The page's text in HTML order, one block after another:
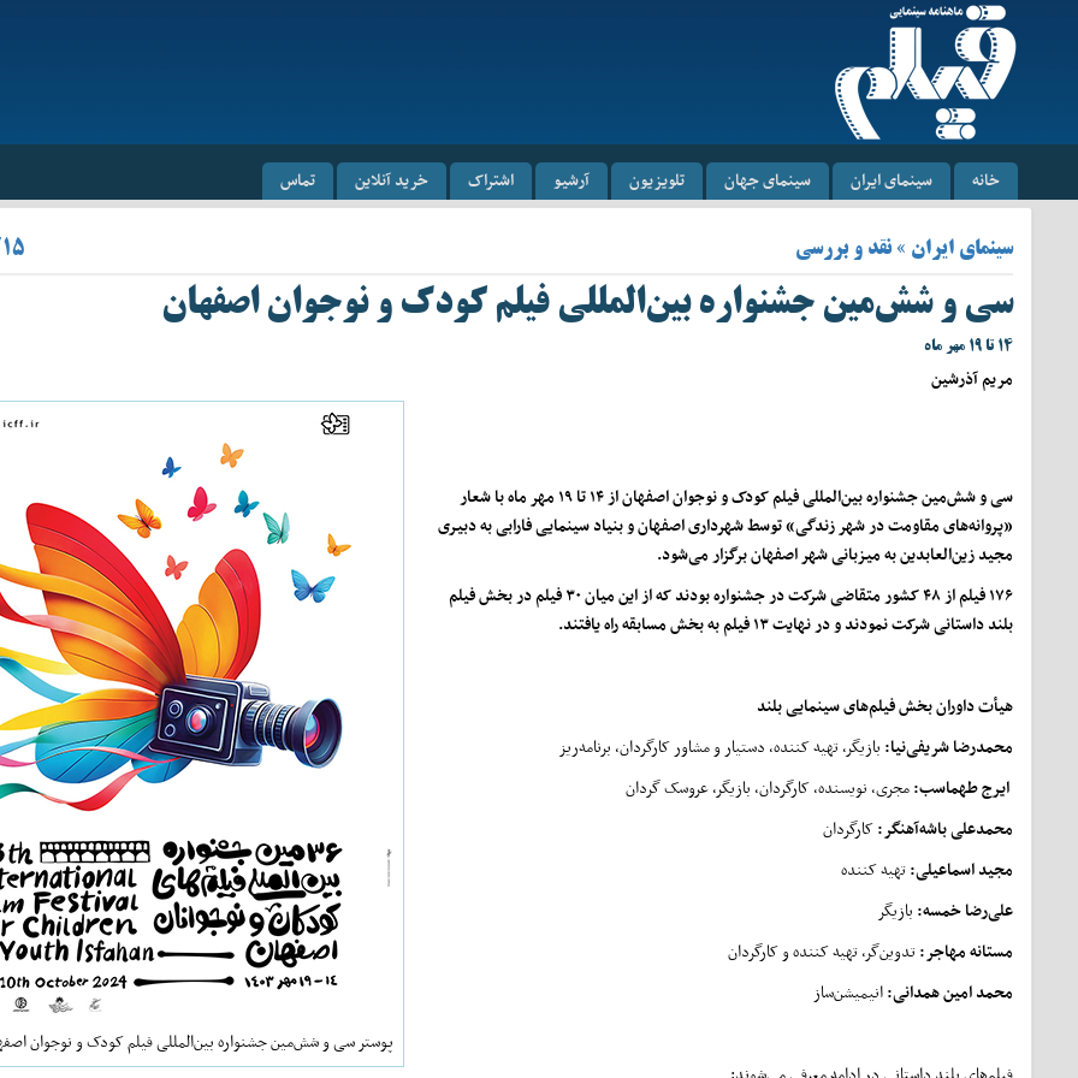
خانه سینمای ایران سینمای جهان تلویزیون آرشیو اشتراک خرید آنلاین تماس
سینمای ایران » نقد و بررسی
سی و شش‌مین جشنواره بین‌المللی فیلم کودک و نوجوان اصفهان
۱۴ تا ۱۹ مهر ماه
مریم آذرشین
پوستر سی و شش‌مین جشنواره بین‌المللی فیلم کودک و نوجوان
سی و شش‌مین جشنواره بین‌المللی فیلم کودک و نوجوان اصفهان از ۱۴ تا ۱۹ مهر ماه با شعار
«پروانه‌های مقاومت در شهر زندگی» توسط شهرداری اصفهان و بنیاد سینمایی فارابی به دبیری
مجید زین‌العابدین به میزبانی شهر اصفهان برگزار می‌شود.
۱۷۶ فیلم از ۴۸ کشور متقاضی شرکت در جشنواره بودند که از این میان ۳۰ فیلم در بخش فیلم
بلند داستانی شرکت نمودند و در نهایت ۱۳ فیلم به بخش مسابقه راه یافتند.
هیأت داوران بخش فیلم‌های سینمایی بلند
محمدرضا شریفی‌نیا: بازیگر، تهیه کننده، دستیار و مشاور کارگردان، برنامه‌ریز
ایرج طهماسب:مجری، نویسنده، کارگردان، بازیگر، عروسک گردان
محمدعلی باشه‌آهنگر:کارگردان
مجید اسماعیلی:تهیه کننده
علی‌رضا خمسه: بازیگر
مستانه مهاجر:تدوین‌گر، تهیه کننده و کارگردان
محمد امین همدانی:انیمیشن‌ساز